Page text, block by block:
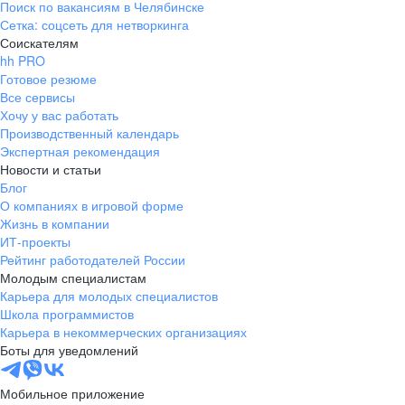
Наши ценности
Мы разные
В Familia работают люди разных возрастов и профессий.
Самым юным – меньше 20 лет, самым опытным – больше 60.
Здесь каждый найдет себя: мамы в декрете, пенсионеры,
байеры, маркетологи, экономисты и ИТ специалисты.
Работа в распределительном
центре Familia
Вы ищете работу с гибким графиком или имеете опыт работы
в складских или распределительных центрах? Мы приглашаем
вас в сердце нашей логистической цепи.
Прозрачность трудоустройства
Оформление по ТК РФ. Понятная система оплаты (оклад или
часовая тарифная ставка) и премирования (% к окладу),
социальный пакет (ДМС и другие льготы).
Поиск по вакансиям в Челябинске
Сетка: соцсеть для нетворкинга
Соискателям
hh PRO
Готовое резюме
Все сервисы
Хочу у вас работать
Производственный календарь
Экспертная рекомендация
Новости и статьи
Блог
О компаниях в игровой форме
Жизнь в компании
ИТ-проекты
Рейтинг работодателей России
Молодым специалистам
Карьера для молодых специалистов
Школа программистов
Карьера в некоммерческих организациях
Боты для уведомлений
Мобильное приложение